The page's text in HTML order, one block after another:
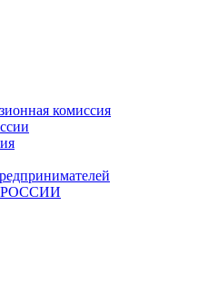
комиссия
РОССИИ